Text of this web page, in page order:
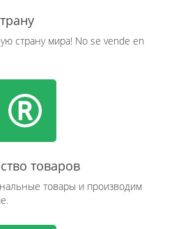
страну мира! No se vende en
товаров
товары и производим